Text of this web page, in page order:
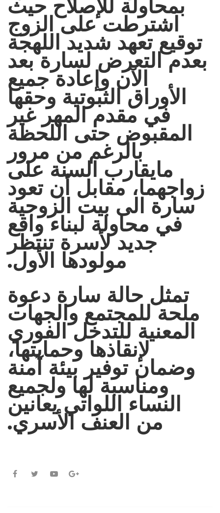
بمحاولة للإصلاح حيث
اشترطت على الزوج
توقيع تعهد شديد اللهجة
بعدم التعرض لسارة بعد
الآن وإعادة جميع
الأوراق الثبوتية وحقها
في مقدم المهر غير
المقبوض حتى اللحظة
بالرغم من مرور
مايقارب السنة على
زواجهما، مقابل أن تعود
سارة الى بيت الزوجية
في محاولة لبناء واقع
جديد لأسرة تنتظر
مولودها الأول.
تمثل حالة سارة دعوة
ملحة للمجتمع والجهات
المعنية للتدخل الفوري
لإنقاذها وحمايتها،
وضمان توفير بيئة آمنة
ومناسبة لها ولجميع
النساء اللواتي يعانين
من العنف الأسري.
Facebook
TwitterYoutubeGoogle+